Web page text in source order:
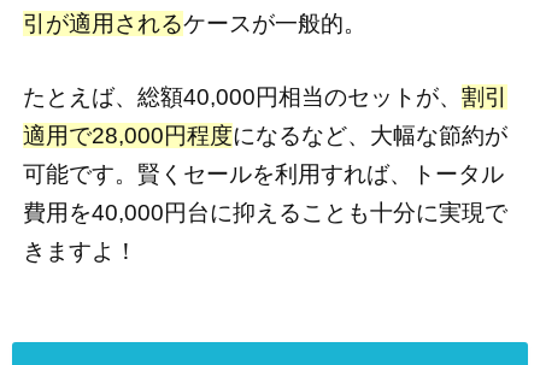
引が適用されるケースが一般的。
たとえば、総額40,000円相当のセットが、 割引
適用で28,000円程度になるなど、大幅な節約が
可能です。賢くセールを利用すれば、トータル
費用を40,000円台に抑えることも十分に実現で
きますよ！